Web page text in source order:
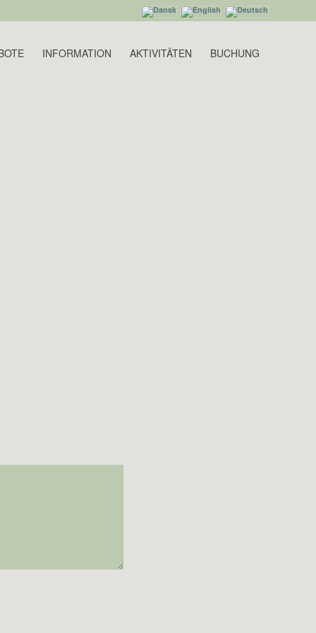
INFORMATION AKTIVITÄTEN BUCHUNG